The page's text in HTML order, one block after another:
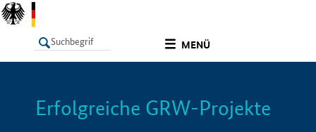
MENÜ
LISTE Info
Erfolgreiche GRW-Projekte